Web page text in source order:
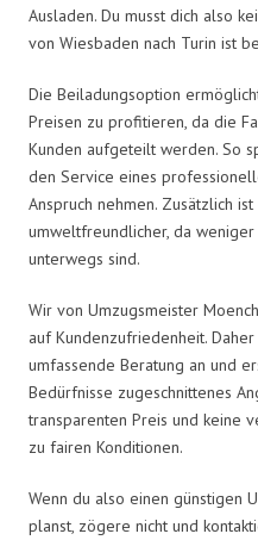
Ausladen. Du musst dich also
von Wiesbaden nach Turin ist
Die Beiladungsoption
Preisen zu profitieren, da die
Kunden aufgeteilt werden. So
den Service eines
Anspruch nehmen. Zusätzlich
umweltfreundlicher, da
unterwegs sind.
Wir von Umzugsmeister
auf Kundenzufriedenheit.
umfassende Beratung an und
Bedürfnisse zugeschnittenes
transparenten Preis und keine
zu fairen Konditionen.
Wenn du also einen günstigen
planst, zögere nicht und